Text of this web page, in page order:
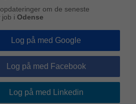
om de seneste
job i Odense
Log på med Google
Log på med Facebook
Log på med Linkedin